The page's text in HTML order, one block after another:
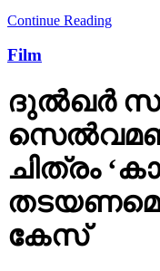
Continue Reading
Film
ദുല്‍ഖര്‍
ചിത്രം
കേസ്